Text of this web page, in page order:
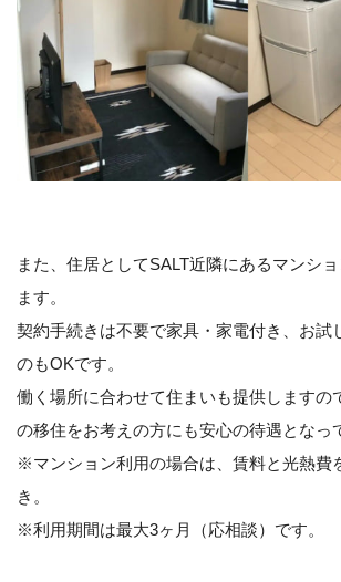
また、住居としてSALT近隣にあるマンシ
ます。
契約手続きは不要で家具・家電付き、お試
のもOKです。
働く場所に合わせて住まいも提供しますの
の移住をお考えの方にも安心の待遇となっ
※マンション利用の場合は、賃料と光熱費
き。
※利用期間は最大3ヶ月（応相談）です。